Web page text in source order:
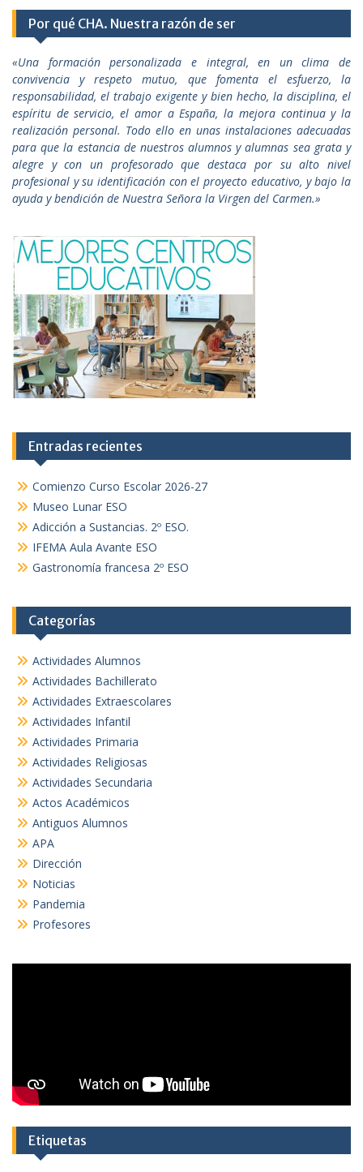
Por qué CHA. Nuestra razón de ser
«Una formación personalizada e integral, en un clima de
convivencia y respeto mutuo, que fomenta el esfuerzo, la
responsabilidad, el trabajo exigente y bien hecho, la disciplina, el
espíritu de servicio, el amor a España, la mejora continua y la
realización personal. Todo ello en unas instalaciones adecuadas
para que la estancia de nuestros alumnos y alumnas sea grata y
alegre y con un profesorado que destaca por su alto nivel
profesional y su identificación con el proyecto educativo, y bajo la
ayuda y bendición de Nuestra Señora la Virgen del Carmen.»
Entradas recientes
Comienzo Curso Escolar 2026-27
Museo Lunar ESO
Adicción a Sustancias. 2º ESO.
IFEMA Aula Avante ESO
Gastronomía francesa 2º ESO
Categorías
Actividades Alumnos
Actividades Bachillerato
Actividades Extraescolares
Actividades Infantil
Actividades Primaria
Actividades Religiosas
Actividades Secundaria
Actos Académicos
Antiguos Alumnos
APA
Dirección
Noticias
Pandemia
Profesores
Etiquetas